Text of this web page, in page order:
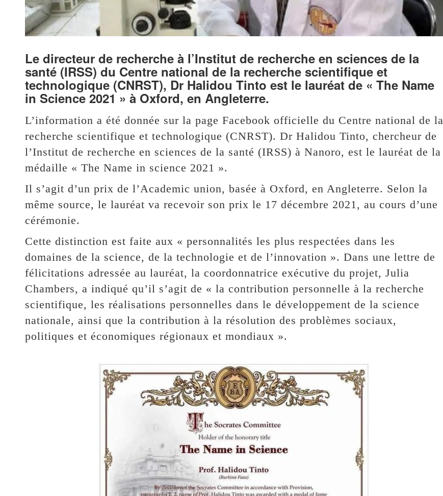
Le directeur de recherche à l’Institut de recherche en sciences de la
santé (IRSS) du Centre national de la recherche scientifique et
technologique (CNRST), Dr Halidou Tinto est le lauréat de « The Name
in Science 2021 » à Oxford, en Angleterre.
L’information a été donnée sur la page Facebook officielle du Centre national de la
recherche scientifique et technologique (CNRST). Dr Halidou Tinto, chercheur de
l’Institut de recherche en sciences de la santé (IRSS) à Nanoro, est le lauréat de la
médaille « The Name in science 2021 ».
Il s’agit d’un prix de l’Academic union, basée à Oxford, en Angleterre. Selon la
même source, le lauréat va recevoir son prix le 17 décembre 2021, au cours d’une
cérémonie.
Cette distinction est faite aux « personnalités les plus respectées dans les
domaines de la science, de la technologie et de l’innovation ». Dans une lettre de
félicitations adressée au lauréat, la coordonnatrice exécutive du projet, Julia
Chambers, a indiqué qu’il s’agit de « la contribution personnelle à la recherche
scientifique, les réalisations personnelles dans le développement de la science
nationale, ainsi que la contribution à la résolution des problèmes sociaux,
politiques et économiques régionaux et mondiaux ».